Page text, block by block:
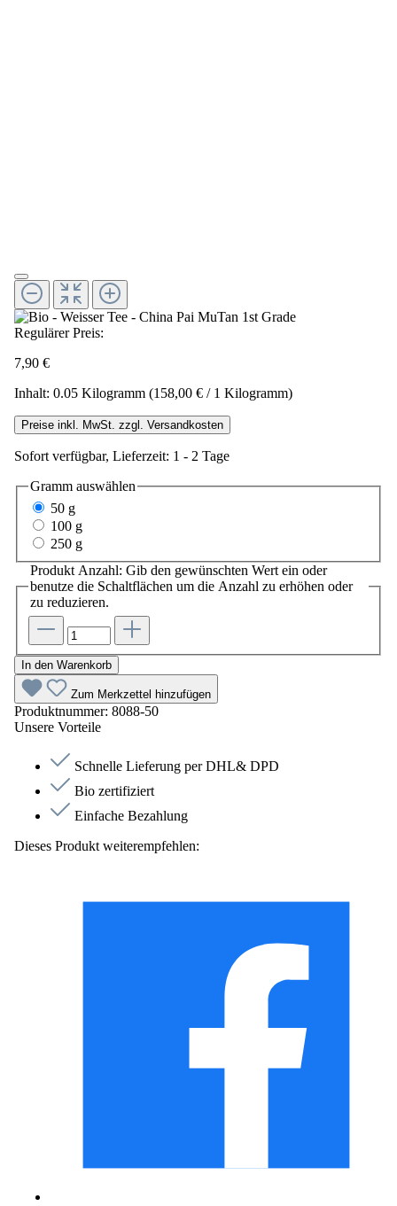
Regulärer Preis:
7,90 €
Inhalt: 0.05 Kilogramm (158,00 € / 1 Kilogramm)
Preise inkl. MwSt. zzgl. Versandkosten
Sofort verfügbar, Lieferzeit: 1 - 2 Tage
Gramm auswählen
50 g
100 g
250 g
Produkt Anzahl: Gib den gewünschten Wert ein oder
benutze die Schaltflächen um die Anzahl zu erhöhen oder
zu reduzieren.
In den Warenkorb
Zum Merkzettel hinzufügen
Produktnummer: 8088-50
Unsere Vorteile
Schnelle Lieferung per DHL& DPD
Bio zertifiziert
Einfache Bezahlung
Dieses Produkt weiterempfehlen: